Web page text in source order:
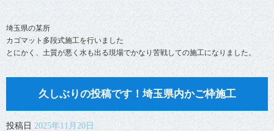
埼玉県の某所
カゴマット多段式施工を行いました
とにかく、土質が悪く水も出る現場でかなり苦戦しての施工になりました。
久しぶりの投稿です！埼玉県内かご枠施工
投稿日 2025年11月20日